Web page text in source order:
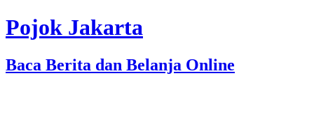
Pojok Jakarta
Baca Berita dan Belanja Online